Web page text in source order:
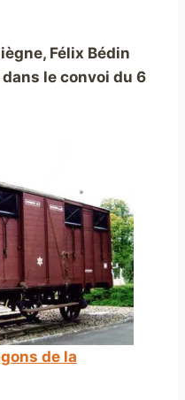
Félix Bédin
dans le convoi du 6
de la